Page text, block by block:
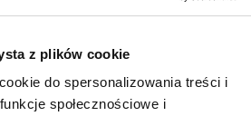
z plików cookie
do spersonalizowania treści i
społecznościowe i